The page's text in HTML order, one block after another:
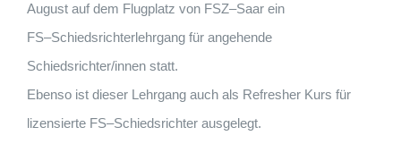
August auf dem Flugplatz von FSZ–Saar ein
FS–Schiedsrichterlehrgang für angehende
Schiedsrichter/innen statt.
Ebenso ist dieser Lehrgang auch als Refresher Kurs für
lizensierte FS–Schiedsrichter ausgelegt.